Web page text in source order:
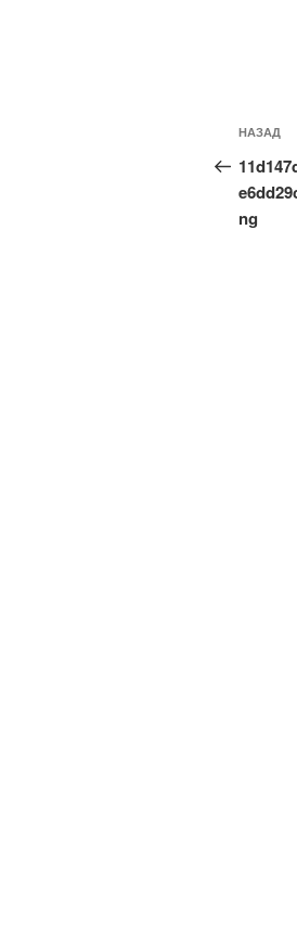
по
НАЗАД
ng